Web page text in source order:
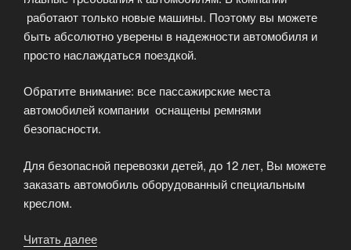
работают только новые машины. Поэтому вы можете
быть абсолютно уверены в надежности автомобиля и
просто наслаждаться поездкой.
Обратите внимание: все пассажирские места
автомобилей компании оснащены ремнями
безопасности.
Для безопасной перевозки детей, до 12 лет, Вы можете
заказать автомобиль оборудованный специальным
креслом.
Читать далее